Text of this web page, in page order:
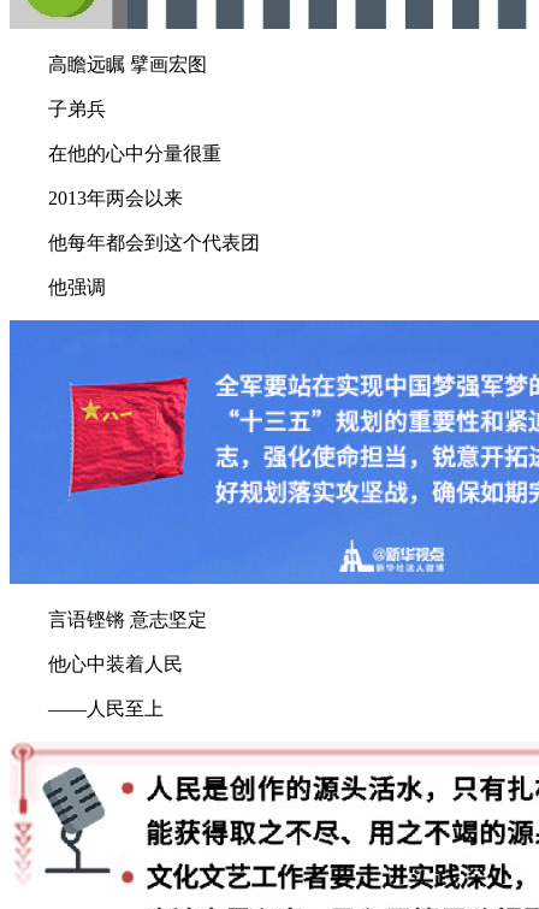
高瞻远瞩 擘画宏图
子弟兵
在他的心中分量很重
2013年两会以来
他每年都会到这个代表团
他强调
言语铿锵 意志坚定
他心中装着人民
——人民至上